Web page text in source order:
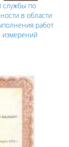
службы по
в области
работ
измерений